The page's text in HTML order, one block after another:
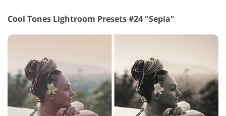
Cool Tones Lightroom Presets #24 "Sepia"